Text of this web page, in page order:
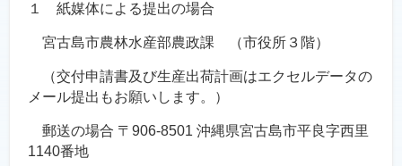
１ 紙媒体による提出の場合
宮古島市農林水産部農政課 （市役所３階）
（交付申請書及び生産出荷計画はエクセルデータの
メール提出もお願いします。）
郵送の場合 〒906-8501 沖縄県宮古島市平良字西里
1140番地